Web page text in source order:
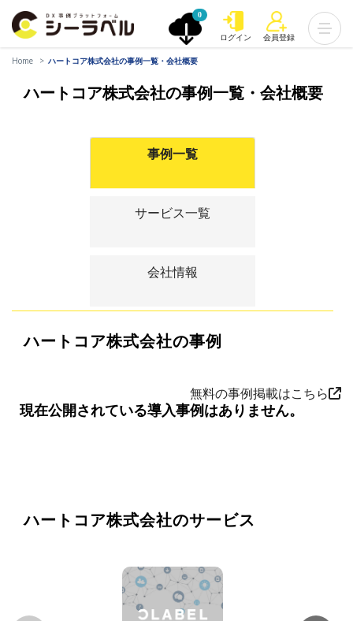
0
ログイン 会員登録
Home ハートコア株式会社の事例一覧・会社概要
ハートコア株式会社の事例一覧・会社概要
事例一覧
サービス一覧
会社情報
ハートコア株式会社の事例
無料の事例掲載はこちら
現在公開されている導入事例はありません。
ハートコア株式会社のサービス